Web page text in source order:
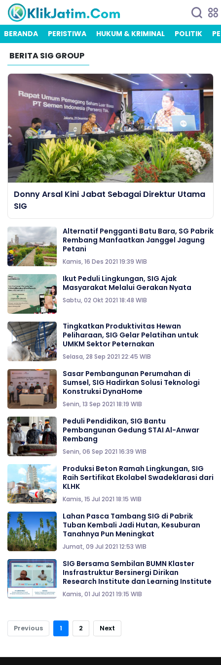
BERANDA PERISTIWA HUKUM & KRIMINAL POLITIK
BERITA SIG GROUP
Donny Arsal Kini Jabat Sebagai Direktur Utama
SIG
Alternatif Pengganti Batu Bara, SG Pabrik
Rembang Manfaatkan Janggel Jagung
Petani
Kamis, 16 Des 2021 19:39 WIB
Ikut Peduli Lingkungan, SIG Ajak
Masyarakat Melalui Gerakan Nyata
Sabtu, 02 Okt 2021 18:48 WIB
Tingkatkan Produktivitas Hewan
Peliharaan, SIG Gelar Pelatihan untuk
UMKM Sektor Peternakan
Selasa, 28 Sep 2021 22:45 WIB
Sasar Pembangunan Perumahan di
Sumsel, SIG Hadirkan Solusi Teknologi
Konstruksi DynaHome
Senin, 13 Sep 2021 18:19 WIB
Peduli Pendidikan, SIG Bantu
Pembangunan Gedung STAI Al-Anwar
Rembang
Senin, 06 Sep 2021 16:39 WIB
Produksi Beton Ramah Lingkungan, SIG
Raih Sertifikat Ekolabel Swadeklarasi dari
KLHK
Kamis, 15 Jul 2021 18:15 WIB
Lahan Pasca Tambang SIG di Pabrik
Tuban Kembali Jadi Hutan, Kesuburan
Tanahnya Pun Meningkat
Jumat, 09 Jul 2021 12:53 WIB
SIG Bersama Sembilan BUMN Klaster
Insfrastruktur Bersinergi Dirikan
Research Institute dan Learning Institute
Kamis, 01 Jul 2021 19:15 WIB
Previous 1 2 Next